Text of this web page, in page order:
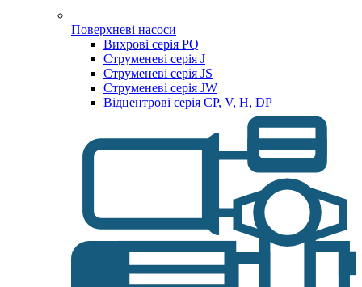
Поверхневі насоси
Вихрові серія PQ
Струменеві серія J
Струменеві серія JS
Струменеві серія JW
Відцентрові серія CP, V, H, DP